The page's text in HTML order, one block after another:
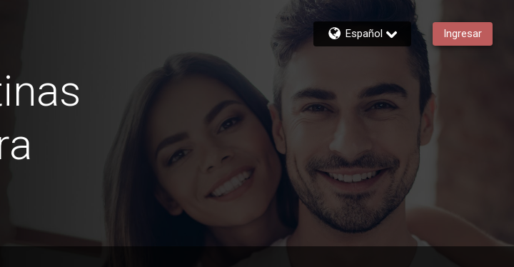
Español Ingresar